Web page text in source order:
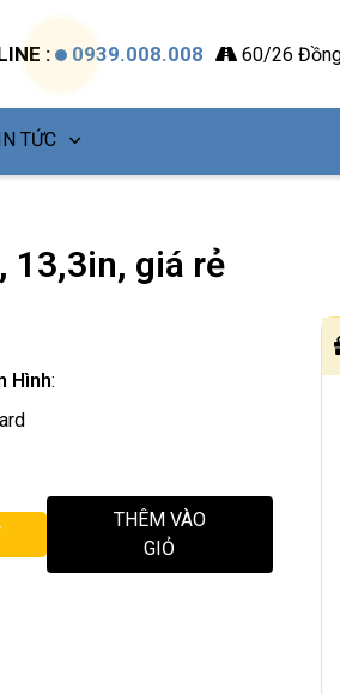
: 0939.008.008 60/26 Đồng
TỨC
13,3in, giá rẻ
Hình:
THÊM VÀO
GIỎ